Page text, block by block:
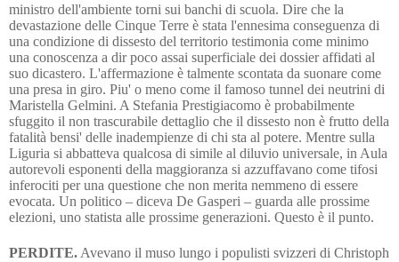
ministro dell'ambiente torni sui banchi di scuola. Dire che la
devastazione delle Cinque Terre è stata l'ennesima conseguenza di
una condizione di dissesto del territorio testimonia come minimo
una conoscenza a dir poco assai superficiale dei dossier affidati al
suo dicastero. L'affermazione è talmente scontata da suonare come
una presa in giro. Piu' o meno come il famoso tunnel dei neutrini di
Maristella Gelmini. A Stefania Prestigiacomo è probabilmente
sfuggito il non trascurabile dettaglio che il dissesto non è frutto della
fatalità bensi' delle inadempienze di chi sta al potere. Mentre sulla
Liguria si abbatteva qualcosa di simile al diluvio universale, in Aula
autorevoli esponenti della maggioranza si azzuffavano come tifosi
inferociti per una questione che non merita nemmeno di essere
evocata. Un politico – diceva De Gasperi – guarda alle prossime
elezioni, uno statista alle prossime generazioni. Questo è il punto.
PERDITE. Avevano il muso lungo i populisti svizzeri di Christoph